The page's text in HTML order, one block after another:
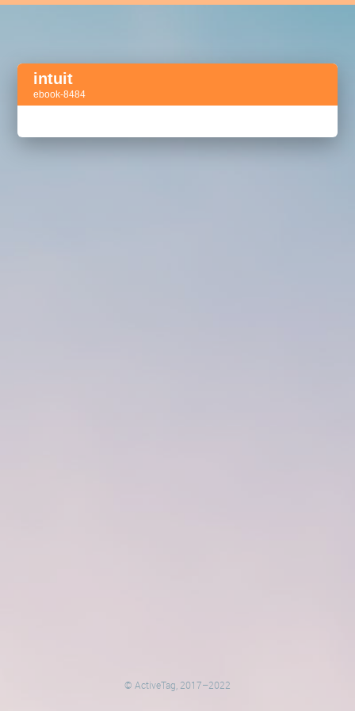
intuit
ebook-8484
Активный тегакселератор сделок
© ActiveTag, 2017–2022